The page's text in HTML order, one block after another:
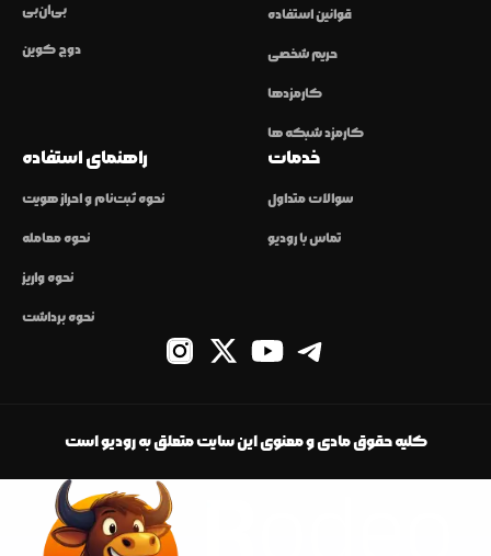
بی‌ان‌بی
دوج کوین
قوانین استفاده
حریم شخصی
کارمزدها
کارمزد شبکه ها
راهنمای استفاده
نحوه ثبت‌نام و احراز هویت
نحوه معامله
نحوه واریز
نحوه برداشت
خدمات
سوالات متداول
تماس با رودیو
کلیه حقوق مادی و معنوی این سایت متعلق به رودیو است